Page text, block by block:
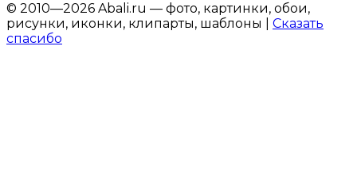
© 2010—2026 Abali.ru — фото, картинки, обои,
рисунки, иконки, клипарты, шаблоны | Сказать
спасибо